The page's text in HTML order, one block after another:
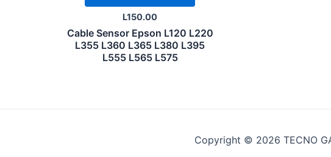
L150.00
Cable Sensor Epson L120 L220
L355 L360 L365 L380 L395
L555 L565 L575
Copyright © 2026 TECNO